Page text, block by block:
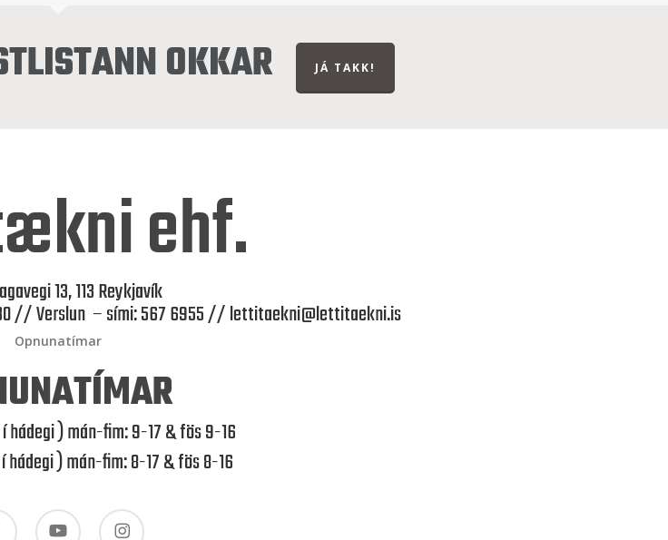
OKKAR JÁ TAKK!
ehf.
13, 113 Reykjavík
// Verslun – sími: 567 6955 //lettitaekni@lettitaekni.is
Opnunatímar
hádegi ) mán-fim: 9-17 & fös 9-16
hádegi ) mán-fim: 8-17 & fös 8-16
youtube instagram